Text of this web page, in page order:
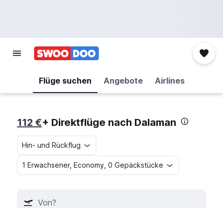
Flüge suchen Angebote Airlines
112 €+ Direktflüge nach Dalaman
Hin- und Rückflug
1 Erwachsener, Economy, 0 Gepäckstücke
Von?